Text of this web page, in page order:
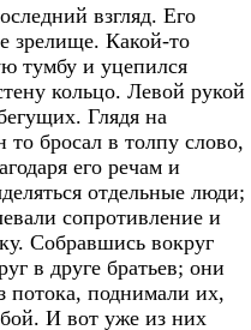
взгляд. Его
зрелище. Какой-то
тумбу и уцепился
кольцо. Левой рукой
Глядя на
бросал в толпу слово,
его речам и
отдельные люди;
сопротивление и
Собравшись вокруг
в друге братьев; они
потока, поднимали их,
И вот уже из них